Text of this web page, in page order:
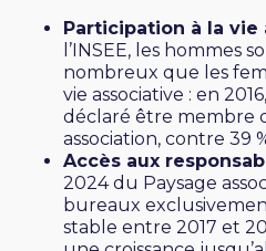
Participation à la vie
l’INSEE, les hommes
nombreux que les
vie associative : en
déclaré être membre
association, contre 39
Accès aux
2024 du Paysage
bureaux
stable entre 2017 et